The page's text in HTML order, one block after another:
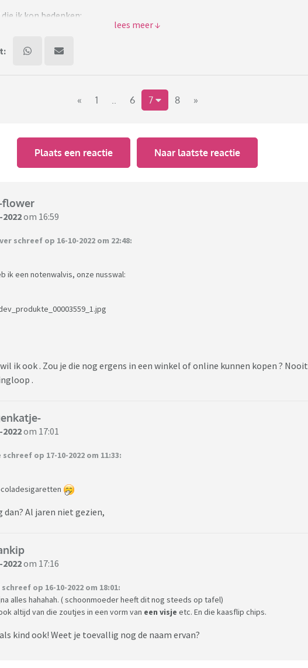
ik kon bedenken:
met augurk
voornamelijk bier gedronken.
« 1 .. 6 7 8 »
Plaats een reactie Naar laatste reactie
2022om 16:59
schreef op 16-10-2022 om 22:48:
ik een notenwalvis, onze nusswal:
ik ook . Zou je die nog ergens in een winkel of online kunnen kopen ? Nooit
.
2022om 17:01
op 17-10-2022 om 11:33:
dan? Al jaren niet gezien,
2022om 17:16
op 16-10-2022 om 18:01:
alles hahahah. ( schoonmoeder heeft dit nog steeds op tafel)
altijd van die zoutjes in een vorm van een visje etc. En die kaasflip chips.
kind ook! Weet je toevallig nog de naam ervan?